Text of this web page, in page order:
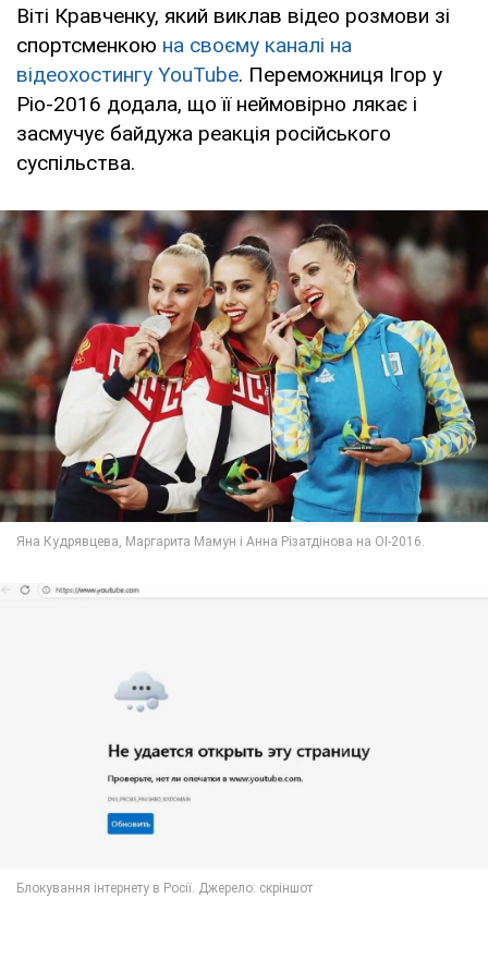
Віті Кравченку, який виклав відео розмови зі
спортсменкою на своєму каналі на
відеохостингу YouTube. Переможниця Ігор у
Ріо-2016 додала, що її неймовірно лякає і
засмучує байдужа реакція російського
суспільства.